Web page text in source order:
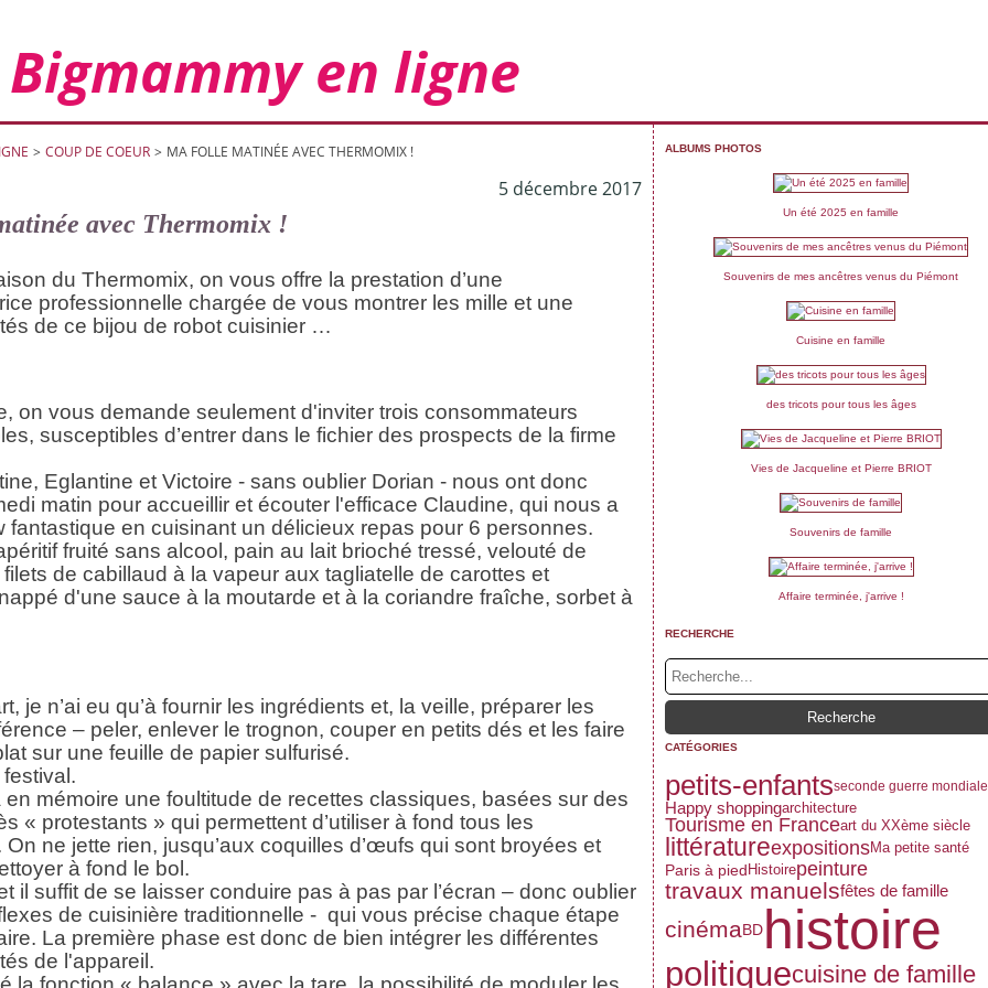
Bigmammy en ligne
> COUP DE COEUR > MA FOLLE MATINÉE AVEC THERMOMIX !
5 décembre 2017
avec Thermomix !
du Thermomix, on vous offre la prestation d’une
professionnelle chargée de vous montrer les mille et une
de ce bijou de robot cuisinier …
on vous demande seulement d'inviter trois consommateurs
susceptibles d’entrer dans le fichier des prospects de la firme
Eglantine et Victoire - sans oublier Dorian - nous ont donc
matin pour accueillir et écouter l'efficace Claudine, qui nous a
fantastique en cuisinant un délicieux repas pour 6 personnes.
péritif fruité sans alcool, pain au lait brioché tressé, velouté de
de cabillaud à la vapeur aux tagliatelle de carottes et
d'une sauce à la moutarde et à la coriandre fraîche, sorbet à
je n’ai eu qu’à fournir les ingrédients et, la veille, préparer les
– peler, enlever le trognon, couper en petits dés et les faire
sur une feuille de papier sulfurisé.
en mémoire une foultitude de recettes classiques, basées sur des
« protestants » qui permettent d’utiliser à fond tous les
On ne jette rien, jusqu’aux coquilles d’œufs qui sont broyées et
à fond le bol.
il suffit de se laisser conduire pas à pas par l’écran – donc oublier
de cuisinière traditionnelle - qui vous précise chaque étape
La première phase est donc de bien intégrer les différentes
de l'appareil.
ALBUMS PHOTOS
Un été 2025 en famille
Souvenirs de mes ancêtres venus du Piémont
Cuisine en famille
des tricots pour tous les âges
Vies de Jacqueline et Pierre BRIOT
Souvenirs de famille
Affaire terminée, j'arrive !
RECHERCHE
CATÉGORIES
petits-enfantsseconde guerre mondiale
Happy shoppingarchitecture
Tourisme en Franceart du XXème siècle
littératureexpositionsMa petite santé
Paris à pied Histoirepeinture
travaux manuelsfêtes de famille
cinémaBD histoire
politiquecuisine de famille